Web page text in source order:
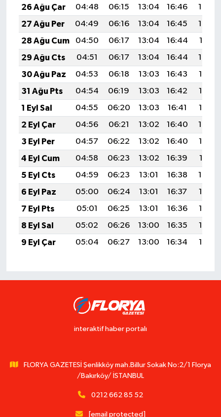
26 Ağu Çar
04:48 06:15 13:04 16:46
19:44
27 Ağu Per
04:49 06:16 13:04 16:45
19:42
28 Ağu Cum
04:50 06:17 13:04 16:44
19:41
29 Ağu Cts
04:51 06:17 13:04 16:44
19:40
30 Ağu Paz
04:53 06:18 13:03 16:43
19:38
31 Ağu Pts
04:54 06:19 13:03 16:42
19:37
1 Eyl Sal
04:55 06:20 13:03 16:41
19:35
2 Eyl Çar
04:56 06:21 13:02 16:40
19:34
3 Eyl Per
04:57 06:22 13:02 16:40
19:32
4 Eyl Cum
04:58 06:23 13:02 16:39
19:31
5 Eyl Cts
04:59 06:23 13:01 16:38
19:29
6 Eyl Paz
05:00 06:24 13:01 16:37
19:28
7 Eyl Pts
05:01 06:25 13:01 16:36
19:26
8 Eyl Sal
05:02 06:26 13:00 16:35
19:25
9 Eyl Çar
05:04 06:27 13:00 16:34 19:23
interaktif haber portalı
FLORYA GAZETESİ Şenlikköy mah.Billur Sokak No:2/1 Florya
/Bakırköy/ İSTANBUL
0212 662 85 52
[email protected]